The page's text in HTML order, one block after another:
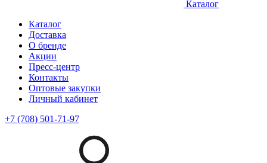
Каталог
Каталог
Доставка
О бренде
Акции
Пресс-центр
Контакты
Оптовые закупки
Личный кабинет
+7 (708) 501-71-97